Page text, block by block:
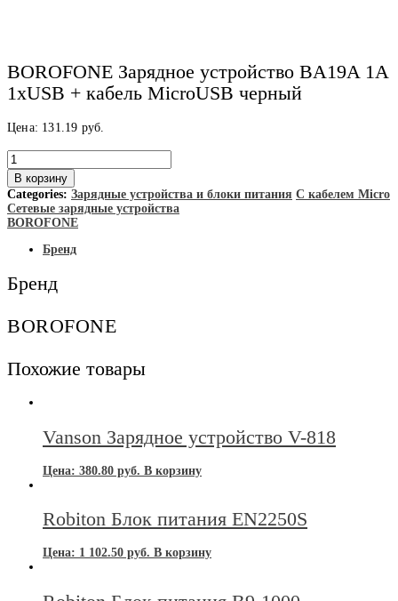
BOROFONE Зарядное устройство BA19A 1A
1хUSB + кабель MicroUSB черный
Цена: 131.19 руб.
Количество
товара
BOROFONE
Зарядное
устройство
BA19A
1хUSB
кабель
MicroUSB
В корзину
Categories: Зарядные устройства и блоки питания С кабелем Micro
Сетевые зарядные устройства
BOROFONE
Бренд
Бренд
BOROFONE
Похожие товары
Vanson Зарядное устройство V-818
Цена: 380.80 руб. В корзину
Robiton Блок питания EN2250S
Цена: 1 102.50 руб. В корзину